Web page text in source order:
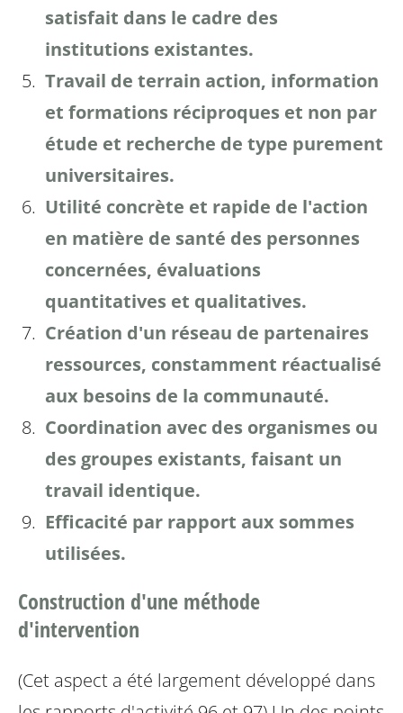
satisfait dans le cadre des
institutions existantes.
Travail de terrain action, information
et formations réciproques et non par
étude et recherche de type purement
universitaires.
Utilité concrète et rapide de l'action
en matière de santé des personnes
concernées, évaluations
quantitatives et qualitatives.
Création d'un réseau de partenaires
ressources, constamment réactualisé
aux besoins de la communauté.
Coordination avec des organismes ou
des groupes existants, faisant un
travail identique.
Efficacité par rapport aux sommes
utilisées.
Construction d'une méthode
d'intervention
(Cet aspect a été largement développé dans